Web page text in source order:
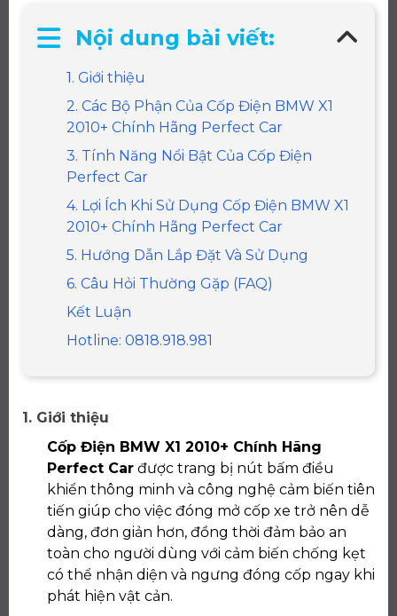
Nội dung bài viết:
1. Giới thiệu
2. Các Bộ Phận Của Cốp Điện BMW X1
2010+ Chính Hãng Perfect Car
3. Tính Năng Nổi Bật Của Cốp Điện
Perfect Car
4. Lợi Ích Khi Sử Dụng Cốp Điện BMW X1
2010+ Chính Hãng Perfect Car
5. Hướng Dẫn Lắp Đặt Và Sử Dụng
6. Câu Hỏi Thường Gặp (FAQ)
Kết Luận
Hotline: 0818.918.981
1. Giới thiệu
Cốp Điện BMW X1 2010+ Chính Hãng
Perfect Car được trang bị nút bấm điều
khiển thông minh và công nghệ cảm biến tiên
tiến giúp cho việc đóng mở cốp xe trở nên dễ
dàng, đơn giản hơn, đồng thời đảm bảo an
toàn cho người dùng với cảm biến chống kẹt
có thể nhận diện và ngưng đóng cốp ngay khi
phát hiện vật cản.